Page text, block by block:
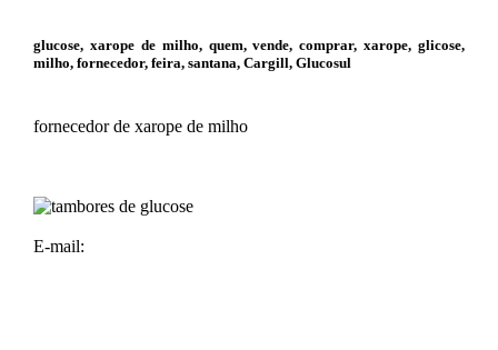
glucose, xarope de milho, quem, vende, comprar, xarope, glicose,
milho, fornecedor, feira, santana, Cargill, Glucosul
fornecedor de xarope de milho
E-mail: